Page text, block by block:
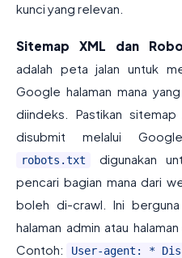
kunci yang relevan.
Sitemap XML dan
adalah peta jalan untuk
Google halaman mana
diindeks. Pastikan
disubmit melalui
robots.txt
digunakan
pencari bagian mana dari
boleh di-crawl. Ini
halaman admin atau
Contoh:
User-agent: *